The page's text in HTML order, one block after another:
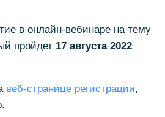
в онлайн-вебинаре на тему
пройдет 17 августа 2022
веб-странице регистрации,